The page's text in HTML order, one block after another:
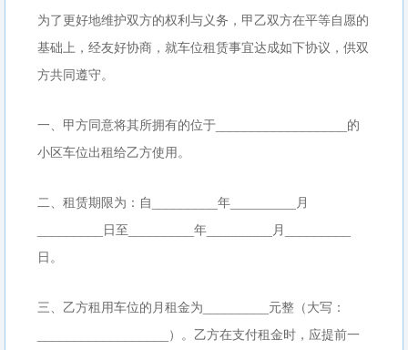
为了更好地维护双方的权利与义务，甲乙双方在平等自愿的
基础上，经友好协商，就车位租赁事宜达成如下协议，供双
方共同遵守。
一、甲方同意将其所拥有的位于__________________的
小区车位出租给乙方使用。
二、租赁期限为：自_________年_________月
_________日至_________年_________月_________
日。
三、乙方租用车位的月租金为_________元整（大写：
__________________）。乙方在支付租金时，应提前一